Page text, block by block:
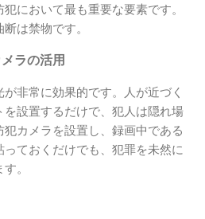
において最も重要な要素です。
は禁物です。
ラの活用
非常に効果的です。人が近づく
を設置するだけで、犯人は隠れ場
カメラを設置し、録画中である
ておくだけでも、犯罪を未然に
。